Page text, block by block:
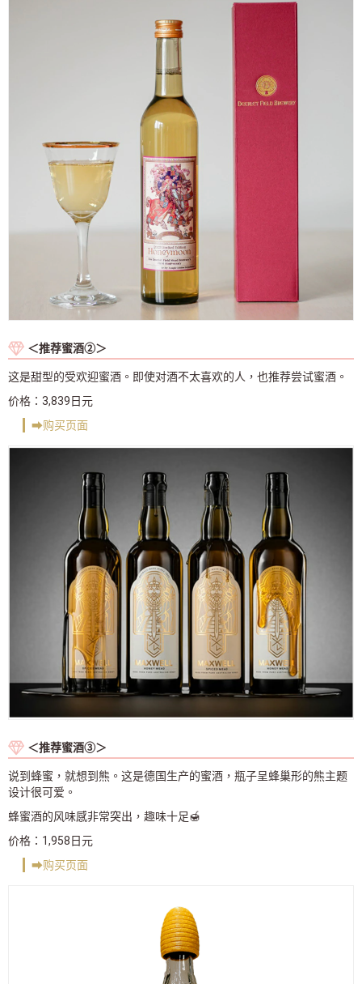
＜推荐蜜酒②＞
这是甜型的受欢迎蜜酒。即使对酒不太喜欢的人，也推荐尝试蜜酒。
价格：3,839日元
➡︎购买页面
＜推荐蜜酒③＞
说到蜂蜜，就想到熊。这是德国生产的蜜酒，瓶子呈蜂巢形的熊主题
设计很可爱。
蜂蜜酒的风味感非常突出，趣味十足🍯
价格：1,958日元
➡︎购买页面